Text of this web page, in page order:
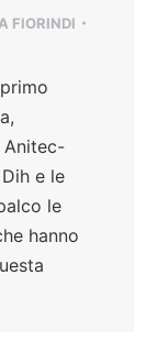
FIORINDI
Anitec-
e le
le
hanno